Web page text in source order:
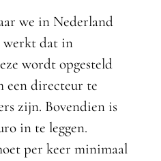
we in Nederland
werkt dat in
wordt opgesteld
een directeur te
zijn. Bovendien is
in te leggen.
per keer minimaal